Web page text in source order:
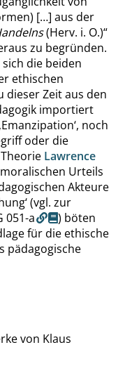
[…] aus der
(Herv. i. O.)“
zu begründen.
die beiden
ethischen
Zeit aus den
importiert
‚Emanzipation‘, noch
oder die
Lawrence
Urteils
Akteure
‘(vgl. zur
051-a
) böten
für die ethische
pädagogische
von Klaus